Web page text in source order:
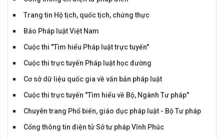
Tiểu phẩm huyện Sông Lô
Trang tin Hộ tịch, quốc tịch, chứng thực
Báo Pháp luật Việt Nam
Cuộc thi "Tìm hiểu Pháp luật trực tuyến"
Cuộc thi trực tuyến Pháp luật học đường
Cơ sở dữ liệu quốc gia về văn bản pháp luật
Cuộc thi trực tuyến "Tìm hiểu về Bộ, Ngành Tư pháp"
Chuyên trang Phổ biến, giáo dục pháp luật - Bộ Tư pháp
Cổng thông tin điện tử Sở tư pháp Vĩnh Phúc